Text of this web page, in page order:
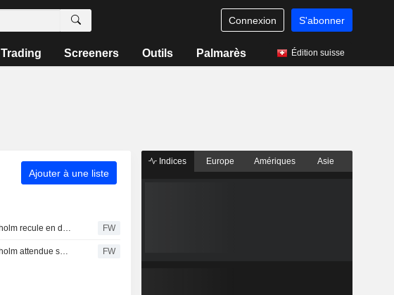
Connexion S'abonner
Trading Screeners Outils Palmarès Édition suisse
Ajouter à une liste
La Bourse de Stockholm recule en début de séance vendredi FW
La Bourse de Stockholm attendue sur une note indécise FW
Indices Europe Amériques Asie